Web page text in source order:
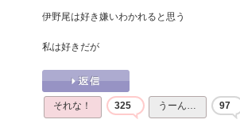
伊野尾は好き嫌いわかれると思う
私は好きだが
それな！ 325 うーん… 97